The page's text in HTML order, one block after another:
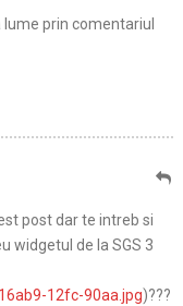
prin comentariul
post dar te intreb si
widgetul de la SGS 3
12fc-90aa.jpg)???